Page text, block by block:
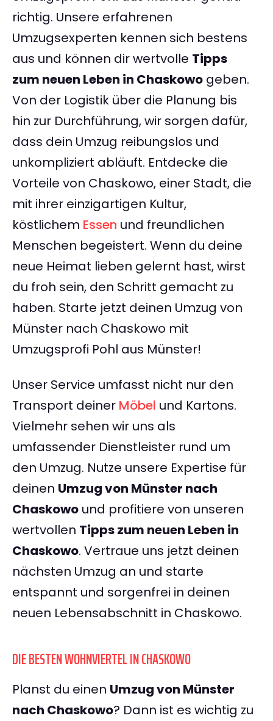
richtig. Unsere erfahrenen
Umzugsexperten kennen sich bestens
aus und können dir wertvolle Tipps
zum neuen Leben in Chaskowo geben.
Von der Logistik über die Planung bis
hin zur Durchführung, wir sorgen dafür,
dass dein Umzug reibungslos und
unkompliziert abläuft. Entdecke die
Vorteile von Chaskowo, einer Stadt, die
mit ihrer einzigartigen Kultur,
köstlichem Essen und freundlichen
Menschen begeistert. Wenn du deine
neue Heimat lieben gelernt hast, wirst
du froh sein, den Schritt gemacht zu
haben. Starte jetzt deinen Umzug von
Münster nach Chaskowo mit
Umzugsprofi Pohl aus Münster!
Unser Service umfasst nicht nur den
Transport deiner Möbel und Kartons.
Vielmehr sehen wir uns als
umfassender Dienstleister rund um
den Umzug. Nutze unsere Expertise für
deinen Umzug von Münster nach
Chaskowo und profitiere von unseren
wertvollen Tipps zum neuen Leben in
Chaskowo. Vertraue uns jetzt deinen
nächsten Umzug an und starte
entspannt und sorgenfrei in deinen
neuen Lebensabschnitt in Chaskowo.
DIE BESTEN WOHNVIERTEL IN CHASKOWO
Planst du einen Umzug von Münster
nach Chaskowo? Dann ist es wichtig zu